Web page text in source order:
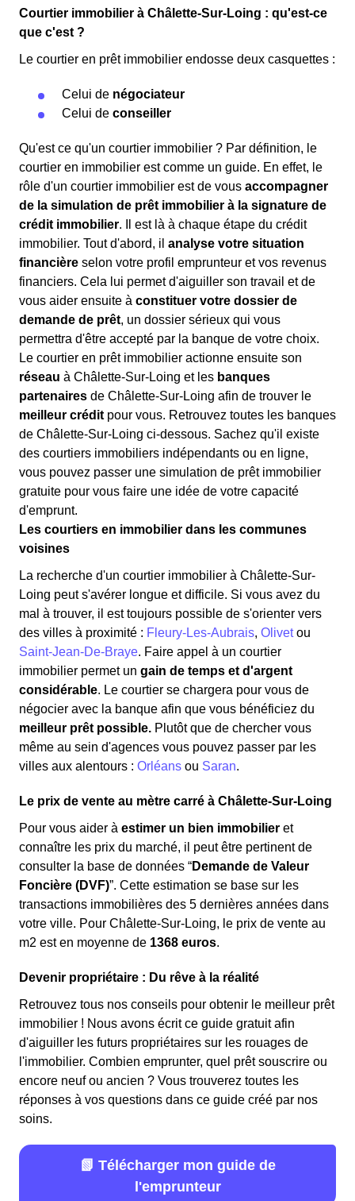
Courtier immobilier à Châlette-Sur-Loing : qu'est-ce
que c'est ?
Le courtier en prêt immobilier endosse deux casquettes :
Celui de négociateur
Celui de conseiller
Qu'est ce qu'un courtier immobilier ? Par définition, le
courtier en immobilier est comme un guide. En effet, le
rôle d'un courtier immobilier est de vous accompagner
de la simulation de prêt immobilier à la signature de
crédit immobilier. Il est là à chaque étape du crédit
immobilier. Tout d'abord, il analyse votre situation
financière selon votre profil emprunteur et vos revenus
financiers. Cela lui permet d'aiguiller son travail et de
vous aider ensuite à constituer votre dossier de
demande de prêt, un dossier sérieux qui vous
permettra d'être accepté par la banque de votre choix.
Le courtier en prêt immobilier actionne ensuite son
réseau à Châlette-Sur-Loing et les banques
partenaires de Châlette-Sur-Loing afin de trouver le
meilleur crédit pour vous. Retrouvez toutes les banques
de Châlette-Sur-Loing ci-dessous. Sachez qu'il existe
des courtiers immobiliers indépendants ou en ligne,
vous pouvez passer une simulation de prêt immobilier
gratuite pour vous faire une idée de votre capacité
d'emprunt.
Les courtiers en immobilier dans les communes
voisines
La recherche d'un courtier immobilier à Châlette-Sur-
Loing peut s'avérer longue et difficile. Si vous avez du
mal à trouver, il est toujours possible de s'orienter vers
des villes à proximité : Fleury-Les-Aubrais, Olivetou
Saint-Jean-De-Braye. Faire appel à un courtier
immobilier permet un gain de temps et d'argent
considérable. Le courtier se chargera pour vous de
négocier avec la banque afin que vous bénéficiez du
meilleur prêt possible. Plutôt que de chercher vous
même au sein d'agences vous pouvez passer par les
villes aux alentours : Orléans ou Saran.
Le prix de vente au mètre carré à Châlette-Sur-Loing
Pour vous aider à estimer un bien immobilier et
connaître les prix du marché, il peut être pertinent de
consulter la base de données “Demande de Valeur
Foncière (DVF)”. Cette estimation se base sur les
transactions immobilières des 5 dernières années dans
votre ville. Pour Châlette-Sur-Loing, le prix de vente au
m2 est en moyenne de 1368 euros.
Devenir propriétaire : Du rêve à la réalité
Retrouvez tous nos conseils pour obtenir le meilleur prêt
immobilier ! Nous avons écrit ce guide gratuit afin
d'aiguiller les futurs propriétaires sur les rouages de
l'immobilier. Combien emprunter, quel prêt souscrire ou
encore neuf ou ancien ? Vous trouverez toutes les
réponses à vos questions dans ce guide créé par nos
soins.
📗 Télécharger mon guide de
l'emprunteur